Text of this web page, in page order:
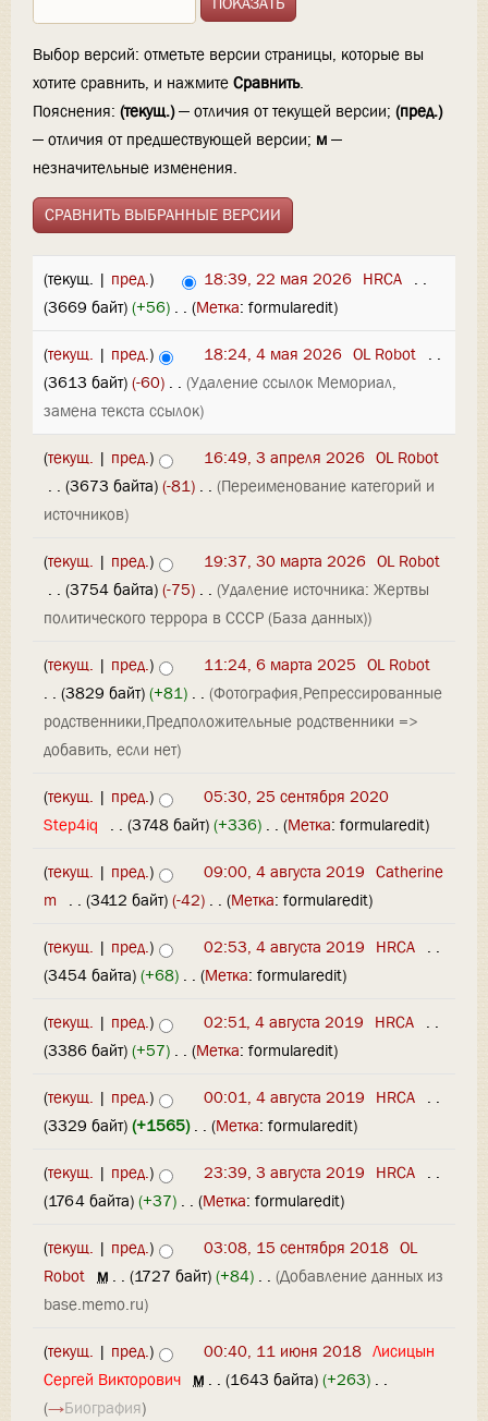
Выбор версий: отметьте версии страницы, которые вы
хотите сравнить, и нажмите Сравнить.
Пояснения: (текущ.)— отличия от текущей версии; (пред.)
— отличия от предшествующей версии; м —
незначительные изменения.
(текущ. | пред.) 18:39, 22 мая 2026 HRCA . .
(3669 байт) (+56) . . (Метка: formularedit)
(текущ. | пред.) 18:24, 4 мая 2026 OL Robot . .
(3613 байт) (-60) . . (Удаление ссылок Мемориал,
замена текста ссылок)
(текущ. | пред.) 16:49, 3 апреля 2026 OL Robot
. . (3673 байта) (-81) . . (Переименование категорий и
источников)
(текущ. | пред.) 19:37, 30 марта 2026 OL Robot
. . (3754 байта) (-75) . . (Удаление источника: Жертвы
политического террора в СССР (База данных))
(текущ. | пред.) 11:24, 6 марта 2025 OL Robot
. . (3829 байт) (+81) . . (Фотография,Репрессированные
родственники,Предположительные родственники =>
добавить, если нет)
(текущ. | пред.)
05:30, 25 сентября 2020
Step4iq
. . (3748 байт) (+336) . . (Метка:formularedit)
(текущ. | пред.) 09:00, 4 августа 2019 Catherine
m
. . (3412 байт) (-42) . . (Метка:formularedit)
(текущ. | пред.) 02:53, 4 августа 2019 HRCA . .
(3454 байта) (+68) . . (Метка: formularedit)
(текущ. | пред.) 02:51, 4 августа 2019 HRCA . .
(3386 байт) (+57) . . (Метка: formularedit)
(текущ. | пред.) 00:01, 4 августа 2019 HRCA . .
(3329 байт) (+1565)‎ . . (Метка: formularedit)
(текущ. | пред.) 23:39, 3 августа 2019 HRCA . .
(1764 байта) (+37) . . (Метка: formularedit)
(текущ. | пред.) 03:08, 15 сентября 2018 OL
Robot ‎м . . (1727 байт) (+84) . . (Добавление данных из
base.memo.ru)
(текущ. | пред.) 00:40, 11 июня 2018 Лисицын
Сергей Викторович ‎м . . (1643 байта) (+263) . .
(→Биография)